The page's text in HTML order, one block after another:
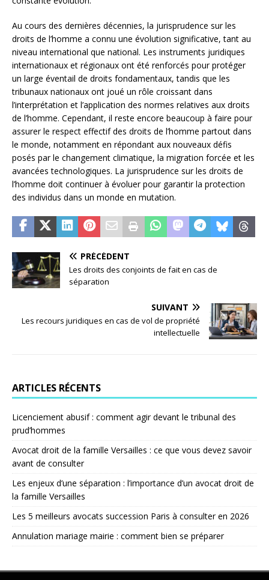
Au cours des dernières décennies, la jurisprudence sur les
droits de l’homme a connu une évolution significative, tant au
niveau international que national. Les instruments juridiques
internationaux et régionaux ont été renforcés pour protéger
un large éventail de droits fondamentaux, tandis que les
tribunaux nationaux ont joué un rôle croissant dans
l’interprétation et l’application des normes relatives aux droits
de l’homme. Cependant, il reste encore beaucoup à faire pour
assurer le respect effectif des droits de l’homme partout dans
le monde, notamment en répondant aux nouveaux défis
posés par le changement climatique, la migration forcée et les
avancées technologiques. La jurisprudence sur les droits de
l’homme doit continuer à évoluer pour garantir la protection
des individus dans un monde en mutation.
PRÉCÉDENT
Les droits des conjoints de fait en cas de
séparation
SUIVANT
Les recours juridiques en cas de vol de propriété
intellectuelle
ARTICLES RÉCENTS
Licenciement abusif : comment agir devant le tribunal des
prud’hommes
Avocat droit de la famille Versailles : ce que vous devez savoir
avant de consulter
Les enjeux d’une séparation : l’importance d’un avocat droit de
la famille Versailles
Les 5 meilleurs avocats succession Paris à consulter en 2026
Annulation mariage mairie : comment bien se préparer